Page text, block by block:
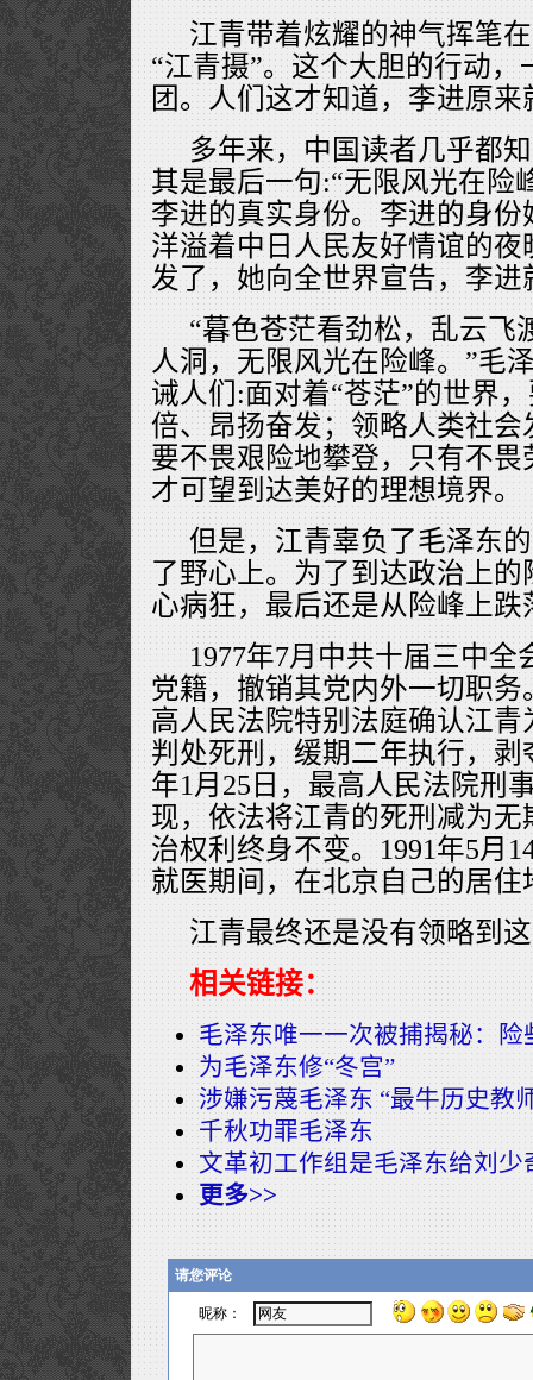
江青带着炫耀的神气挥笔
“江青摄”。这个大胆的行动
团。人们这才知道，李进原来
多年来，中国读者几乎都
其是最后一句:“无限风光在险
李进的真实身份。李进的身
洋溢着中日人民友好情谊的
发了，她向全世界宣告，李进
“暮色苍茫看劲松，乱云飞
人洞，无限风光在险峰。”毛
诫人们:面对着“苍茫”的世界
倍、昂扬奋发；领略人类社
要不畏艰险地攀登，只有不
才可望到达美好的理想境界。
但是，江青辜负了毛泽东
了野心上。为了到达政治上
心病狂，最后还是从险峰上跌
1977年7月中共十届三中
党籍，撤销其党内外一切职务
高人民法院特别法庭确认江
判处死刑，缓期二年执行，剥
年1月25日，最高人民法院刑
现，依法将江青的死刑减为
治权利终身不变。1991年5月
就医期间，在北京自己的居住
江青最终还是没有领略到
相关链接：
毛泽东唯一一次被捕揭秘：险
为毛泽东修“冬宫”
涉嫌污蔑毛泽东 “最牛历史教
千秋功罪毛泽东
文革初工作组是毛泽东给刘少
更多>>